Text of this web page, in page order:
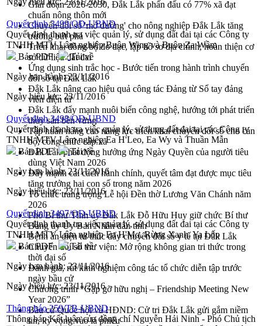
Giai đoạn 2026-2030, Đắk Lắk phấn đấu có 77% xã đạt
chuẩn nông thôn mới
Chuyển đổi số 'mở đường' cho nông nghiệp Đắk Lắk tăng
trưởng bứt phá
Triển khai đồng bộ đo đạc, lập hồ sơ địa chính, hoàn thiện cơ
sở dữ liệu đất đai
Ứng dụng sinh trắc học - Bước tiến trong hành trình chuyển
đổi số tại Đắk Lắk
Đắk Lắk nâng cao hiệu quả công tác Đảng từ Sổ tay đảng
viên điện tử
Đắk Lắk đẩy mạnh nuôi biển công nghệ, hướng tới phát triển
thủy sản bền vững
Tập huấn nâng cao năng lực triển khai chuyển đổi số cho cán
bộ, công chức cấp xã
Đắk Lắk phát động hưởng ứng Ngày Quyền của người tiêu
dùng Việt Nam 2026
Đẩy mạnh cải cách hành chính, quyết tâm đạt được mục tiêu
tăng trưởng hai con số trong năm 2026
Tổ chức trang trọng Lễ hội Đền thờ Lương Văn Chánh năm
2026
Phó Bí thư Tỉnh ủy Đắk Lắk Đỗ Hữu Huy giữ chức Bí thư
Đảng ủy Ủy Ban Nhân dân tỉnh
Bệnh án điện tử thúc đẩy chuyển đổi số y tế tại Đắk Lắk
Chuyển đổi số thư viện: Mở rộng không gian tri thức trong
thời đại số
Đánh giá, rút kinh nghiệm công tác tổ chức diễn tập trước
ngày bầu cử
Chương trình “Gặp gỡ hữu nghị – Friendship Meeting New
Year 2026”
Bầu cử Quốc hội và HĐND: Cử tri Đắk Lắk gửi gắm niềm
tin, kỳ vọng vào lá phiếu
Quyết định 3499/QĐ-UBND
Quyết định thanh tra việc quản lý, sử dụng đất đai tại các Công ty
TNHH MTV Lâm nghiệp Buôn Wing và Buôn Za Wầm
Bản PDF
Tải về
Ngày ban hành:23/11/2016
Ngày hiệu lực: 23/11/2016
Quyết định 3498/QĐ-UBND
Quyết định thanh tra việc quản lý, sử dụng đất đai tại các Công ty
TNHH MTV Lâm nghiệp Ea H'Leo, Ea Wy và Thuần Mẫn
Bản PDF
Tải về
Ngày ban hành:23/11/2016
Ngày hiệu lực:23/11/2016
Quyết định 3497/QĐ-UBND
Quyết định thanh tra việc quản lý, sử dụng đất đai tại các Công ty
TNHH MTV Lâm nghiệp Ea H'Mơ, Rừng Xanh, Ya Lốp
Bản PDF
Tải về
Ngày ban hành:23/11/2016
Ngày hiệu lực:23/11/2016
Thông báo 259/TB-UBND
Thông báo Kết luận của đồng chí Nguyễn Hải Ninh - Phó Chủ tịch